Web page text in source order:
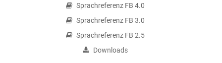
Sprachreferenz FB 4.0
Sprachreferenz FB 3.0
Sprachreferenz FB 2.5
Downloads